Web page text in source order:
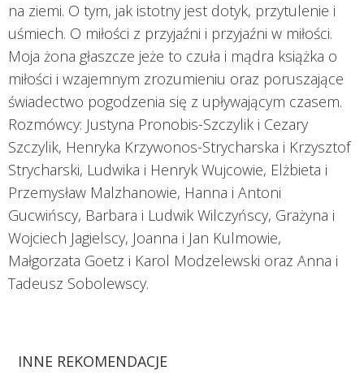
na ziemi. O tym, jak istotny jest dotyk, przytulenie i
uśmiech. O miłości z przyjaźni i przyjaźni w miłości.
Moja żona głaszcze jeże to czuła i mądra książka o
miłości i wzajemnym zrozumieniu oraz poruszające
świadectwo pogodzenia się z upływającym czasem.
Rozmówcy: Justyna Pronobis-Szczylik i Cezary
Szczylik, Henryka Krzywonos-Strycharska i Krzysztof
Strycharski, Ludwika i Henryk Wujcowie, Elżbieta i
Przemysław Malzhanowie, Hanna i Antoni
Gucwińscy, Barbara i Ludwik Wilczyńscy, Grażyna i
Wojciech Jagielscy, Joanna i Jan Kulmowie,
Małgorzata Goetz i Karol Modzelewski oraz Anna i
Tadeusz Sobolewscy.
INNE REKOMENDACJE